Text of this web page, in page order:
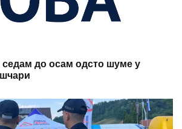
седам до осам одсто шуме у